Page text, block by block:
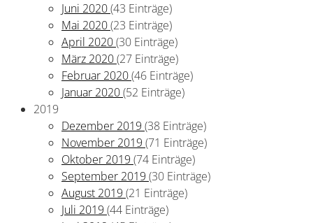
Juni 2020(43 Einträge)
Mai 2020(23 Einträge)
April 2020(30 Einträge)
März 2020(27 Einträge)
Februar 2020(46 Einträge)
Januar 2020(52 Einträge)
2019
Dezember 2019 (38 Einträge)
November 2019 (71 Einträge)
Oktober 2019 (74 Einträge)
September 2019 (30 Einträge)
August 2019 (21 Einträge)
Juli 2019 (44 Einträge)